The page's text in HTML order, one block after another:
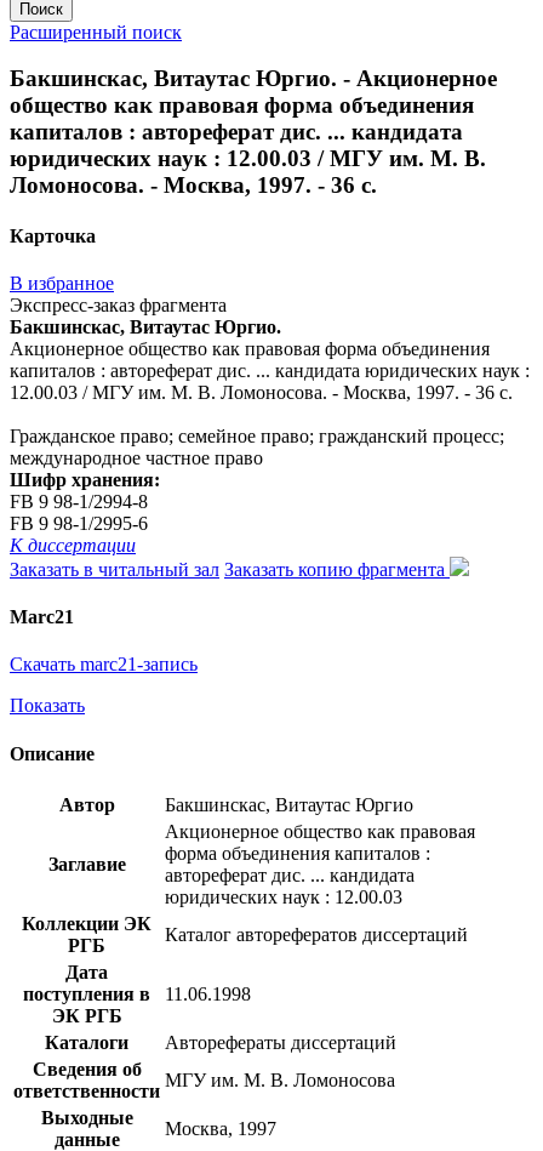
Поиск
Расширенный поиск
Бакшинскас, Витаутас Юргио. - Акционерное
общество как правовая форма объединения
капиталов : автореферат дис. ... кандидата
юридических наук : 12.00.03 / МГУ им. М. В.
Ломоносова. - Москва, 1997. - 36 с.
Карточка
В избранное
Экспресс-заказ фрагмента
Бакшинскас, Витаутас Юргио.
Акционерное общество как правовая форма объединения
капиталов : автореферат дис. ... кандидата юридических наук :
12.00.03 / МГУ им. М. В. Ломоносова. - Москва, 1997. - 36 с.
Гражданское право; семейное право; гражданский процесс;
международное частное право
Шифр хранения:
FB 9 98-1/2994-8
FB 9 98-1/2995-6
К диссертации
Заказать в читальный зал Заказать копию фрагмента
Marc21
Скачать marc21-запись
Показать
Описание
Автор Бакшинскас, Витаутас Юргио
Заглавие
Акционерное общество как правовая
форма объединения капиталов :
автореферат дис. ... кандидата
юридических наук : 12.00.03
Коллекции ЭК
РГБ
Каталог авторефератов диссертаций
Дата
поступления в
ЭК РГБ
11.06.1998
Каталоги
Авторефераты диссертаций
Сведения об
ответственности
МГУ им. М. В. Ломоносова
Выходные
данные
Москва, 1997